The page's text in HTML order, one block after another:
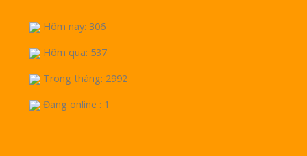
Hôm nay: 306
Hôm qua: 537
Trong tháng: 2992
Đang online : 1